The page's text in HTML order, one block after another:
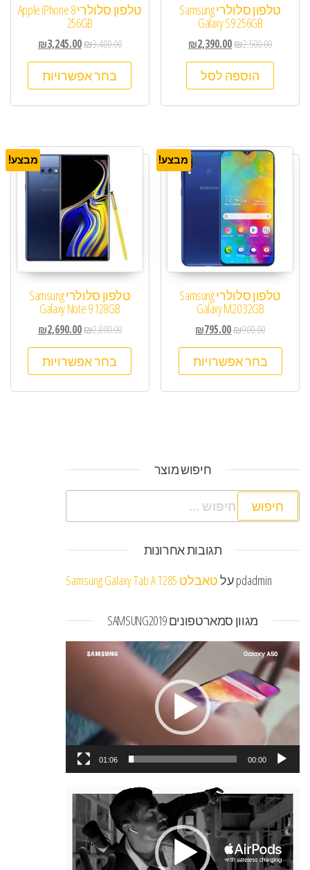
טלפון סלולרי Samsung
Galaxy S9 256GB
₪2,500.00
₪2,390.00
הוספה לסל
טלפון סלולרי Apple iPhone 8
256GB
₪3,400.00
₪3,245.00
בחר אפשרויות
מבצע!
טלפון סלולרי Samsung
Galaxy M20 32GB
₪900.00
₪795.00
בחר אפשרויות
מבצע!
טלפון סלולרי Samsung
Galaxy Note 9 128GB
₪2,800.00
₪2,690.00
בחר אפשרויות
חיפוש מוצר
חיפוש:
תגובות אחרונות
pdadminעלטאבלט Samsung Galaxy Tab A T285
מגוון סמארטפונים SAMSUNG2019
נגן
וידאו
00:00
01:06
נגן
וידאו